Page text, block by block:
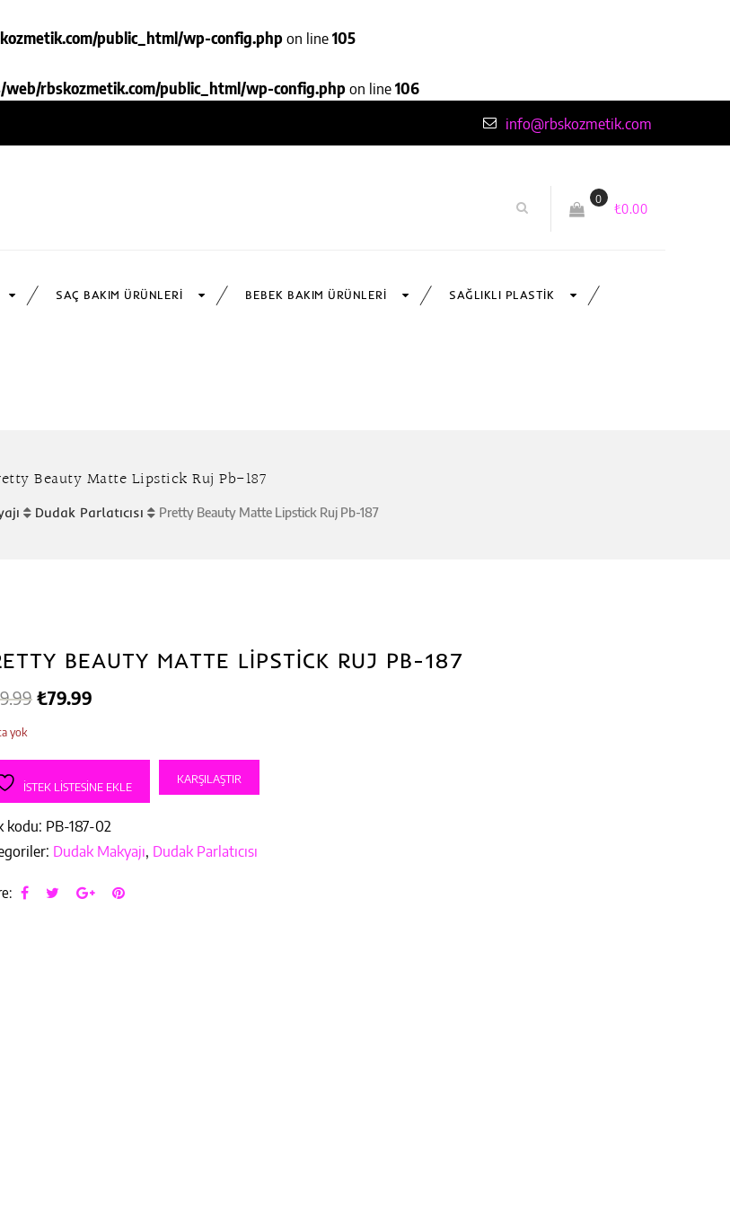
public_html/wp-config.phpon line105
web/rbskozmetik.com/public_html/wp-config.phpon line106
info@rbskozmetik.com
0
₺0.00
SAÇ BAKIM ÜRÜNLERI BEBEK BAKIM ÜRÜNLERI SAĞLIKLI PLASTIK
Beauty Matte Lipstick Ruj Pb-187
Dudak Parlatıcısı Pretty Beauty Matte Lipstick Ruj Pb-187
BEAUTY MATTE LIPSTICK RUJ PB-187
Orijinal
₺129.99.
₺79.99
fiyat:
₺79.99.
yok
İSTEK LISTESINE EKLE
KARŞILAŞTIR
kodu: PB-187-02
Dudak Makyajı, Dudak Parlatıcısı